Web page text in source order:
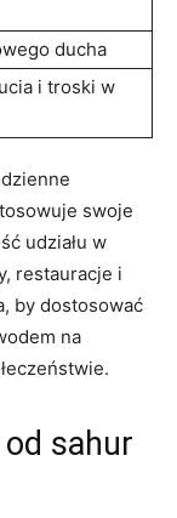
ducha
i troski w
swoje
udziału ⁣w
restauracje i
by dostosować
na
od sahur